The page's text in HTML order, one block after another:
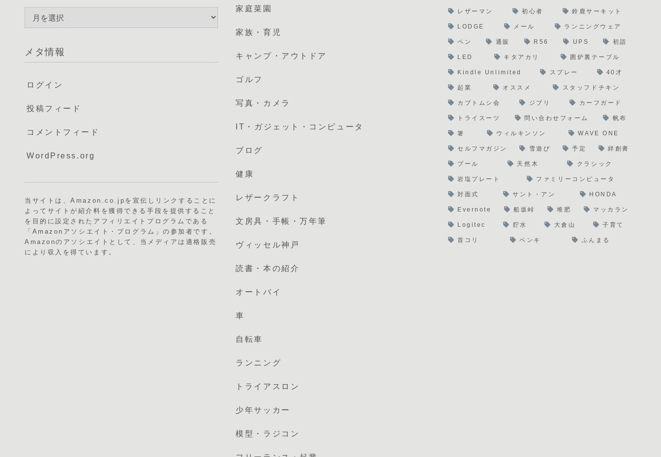
メタ情報
ログイン
投稿フィード
コメントフィード
WordPress.org
当サイトは、Amazon.co.jpを宣伝しリンクすることに
よってサイトが紹介料を獲得できる手段を提供すること
を目的に設定されたアフィリエイトプログラムである
「Amazonアソシエイト・プログラム」の参加者です。
Amazonのアソシエイトとして、当メディアは適格販売
により収入を得ています。
家庭菜園
家族・育児
キャンプ・アウトドア
ゴルフ
写真・カメラ
IT・ガジェット・コンピュータ
ブログ
健康
レザークラフト
文房具・手帳・万年筆
ヴィッセル神戸
読書・本の紹介
オートバイ
車
自転車
ランニング
トライアスロン
少年サッカー
模型・ラジコン
レザーマン 初心者 鈴鹿サーキット
LODGE メール ランニングウェア
ペン 通販 R56 UPS 初詣
LED キタアカリ 囲炉裏テーブル
Kindle Unlimited スプレー 40才
起業 オススメ スタッフドチキン
カブトムシ会 ジブリ カーフガード
トライスーツ 問い合わせフォーム 帆布
箸 ウィルキンソン WAVE ONE
セルフマガジン 雪遊び 予定 絆創膏
プール 天然木 クラシック
岩塩プレート ファミリーコンピュータ
対面式 サント・アン HONDA
Evernote 船坂峠 堆肥 マッカラン
Logitec 貯水 大倉山 子育て
首コリ ペンキ ふんまる